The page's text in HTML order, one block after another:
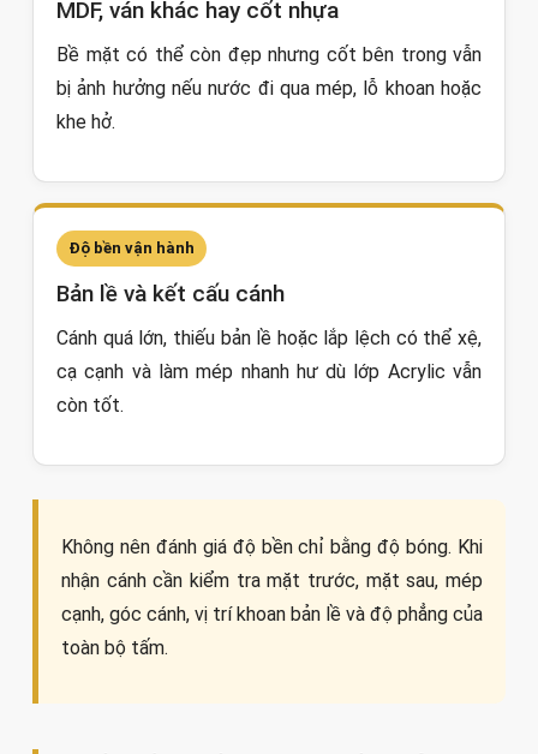
MDF, ván khác hay cốt nhựa
Bề mặt có thể còn đẹp nhưng cốt bên trong vẫn
bị ảnh hưởng nếu nước đi qua mép, lỗ khoan hoặc
khe hở.
Độ bền vận hành
Bản lề và kết cấu cánh
Cánh quá lớn, thiếu bản lề hoặc lắp lệch có thể xệ,
cạ cạnh và làm mép nhanh hư dù lớp Acrylic vẫn
còn tốt.
Không nên đánh giá độ bền chỉ bằng độ bóng. Khi
nhận cánh cần kiểm tra mặt trước, mặt sau, mép
cạnh, góc cánh, vị trí khoan bản lề và độ phẳng của
toàn bộ tấm.